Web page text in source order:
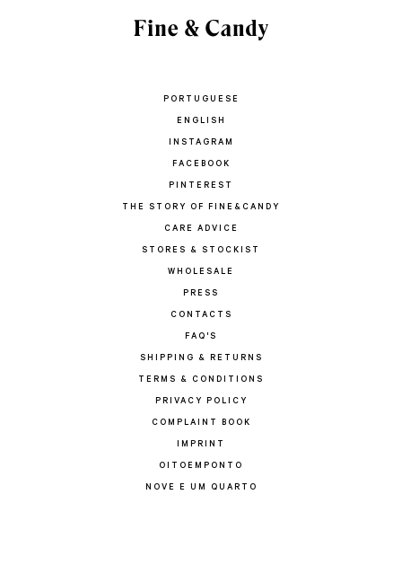
PORTUGUESE
ENGLISH
INSTAGRAM
FACEBOOK
PINTEREST
THE STORY OF FINE&CANDY
CARE ADVICE
STORES & STOCKIST
WHOLESALE
PRESS
CONTACTS
FAQ'S
SHIPPING & RETURNS
TERMS & CONDITIONS
PRIVACY POLICY
COMPLAINT BOOK
IMPRINT
OITOEMPONTO
NOVE E UM QUARTO